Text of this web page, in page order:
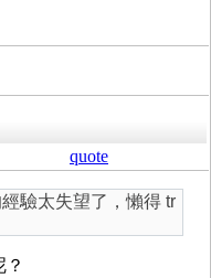
quote
驗太失望了，懶得 tr
？